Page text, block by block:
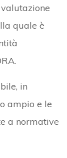
quale è
in
ampio e le
a normative